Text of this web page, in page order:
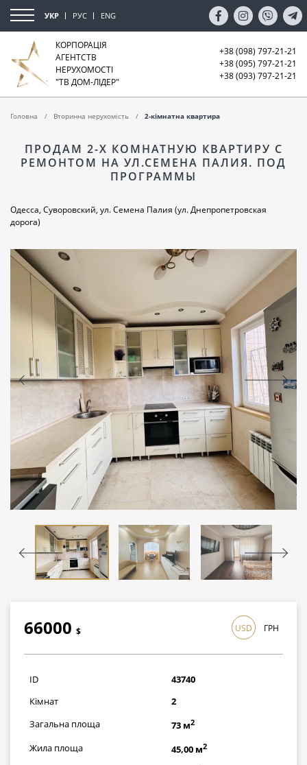
УКР РУС ENG
КОРПОРАЦІЯ
АГЕНТСТВ
НЕРУХОМОСТІ
"ТВ ДОМ-ЛІДЕР"
+38 (098) 797-21-21
+38 (095) 797-21-21
+38 (093) 797-21-21
Головна Вторинна нерухомість 2-кімнатна квартира
ПРОДАМ 2-Х КОМНАТНУЮ КВАРТИРУ С
РЕМОНТОМ НА УЛ.СЕМЕНА ПАЛИЯ. ПОД
ПРОГРАММЫ
Одесса, Суворовский, ул. Семена Палия (ул. Днепропетровская
дорога)
66000 $
1914000грн
USD ГРН
ID
43740
Кімнат
2
Загальна площа
73 м2
Жила площа 45,00 м2